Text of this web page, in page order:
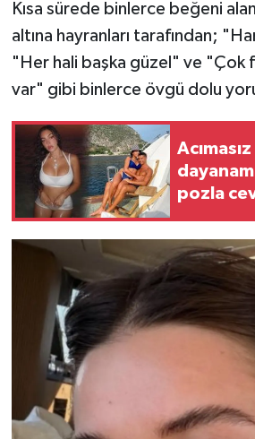
Kısa sürede binlerce beğeni
altına hayranları tarafından;
"Her hali başka güzel" ve "Çok
var" gibi binlerce övgü dolu
pozla